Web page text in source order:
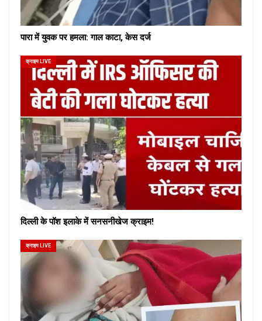
पारा में युवक पर हमला: गाल काटा, केस दर्ज
क्राइम LIVE
दिल्ली के पॉश इलाके में सनसनीखेज क्राइम!
क्राइम LIVE